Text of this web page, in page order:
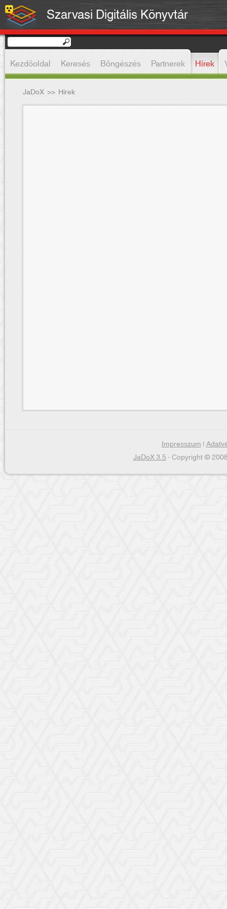
Szarvasi Digitális Könyvtár
Kezdőoldal Keresés Böngészés Partnerek Hírek
JaDoX >> Hírek
Impresszum|
JaDoX 3.5- Copyright ©